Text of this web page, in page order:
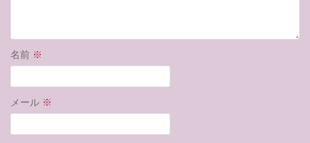
名前 ※
メール ※